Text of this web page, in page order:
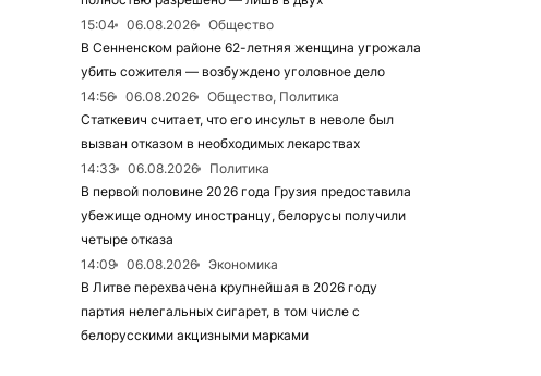
15:04
06.08.2026
Общество
В Сенненском районе 62-летняя женщина угрожала
убить сожителя — возбуждено уголовное дело
14:56
06.08.2026
Общество, Политика
Статкевич считает, что его инсульт в неволе был
вызван отказом в необходимых лекарствах
14:33
06.08.2026
Политика
В первой половине 2026 года Грузия предоставила
убежище одному иностранцу, белорусы получили
четыре отказа
14:09
06.08.2026
Экономика
В Литве перехвачена крупнейшая в 2026 году
партия нелегальных сигарет, в том числе с
белорусскими акцизными марками